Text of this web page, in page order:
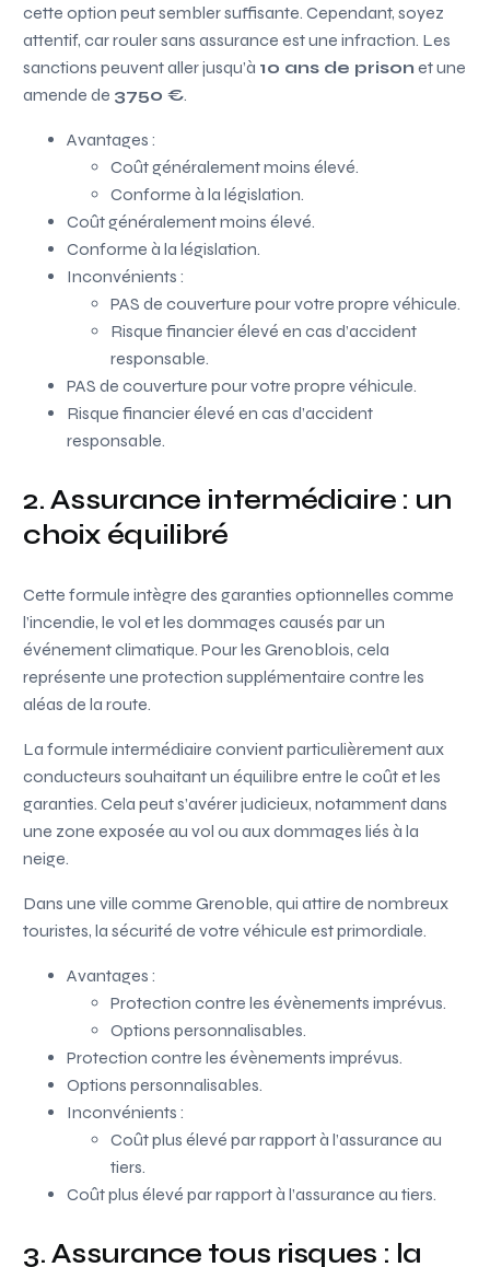
cette option peut sembler suffisante. Cependant, soyez
attentif, car rouler sans assurance est une infraction. Les
sanctions peuvent aller jusqu’à 10 ans de prison et une
amende de 3750 €.
Avantages :
Coût généralement moins élevé.
Conforme à la législation.
Coût généralement moins élevé.
Conforme à la législation.
Inconvénients :
PAS de couverture pour votre propre véhicule.
Risque financier élevé en cas d’accident
responsable.
PAS de couverture pour votre propre véhicule.
Risque financier élevé en cas d’accident
responsable.
2. Assurance intermédiaire : un
choix équilibré
Cette formule intègre des garanties optionnelles comme
l’incendie, le vol et les dommages causés par un
événement climatique. Pour les Grenoblois, cela
représente une protection supplémentaire contre les
aléas de la route.
La formule intermédiaire convient particulièrement aux
conducteurs souhaitant un équilibre entre le coût et les
garanties. Cela peut s’avérer judicieux, notamment dans
une zone exposée au vol ou aux dommages liés à la
neige.
Dans une ville comme Grenoble, qui attire de nombreux
touristes, la sécurité de votre véhicule est primordiale.
Avantages :
Protection contre les évènements imprévus.
Options personnalisables.
Protection contre les évènements imprévus.
Options personnalisables.
Inconvénients :
Coût plus élevé par rapport à l’assurance au
tiers.
Coût plus élevé par rapport à l’assurance au tiers.
3. Assurance tous risques : la